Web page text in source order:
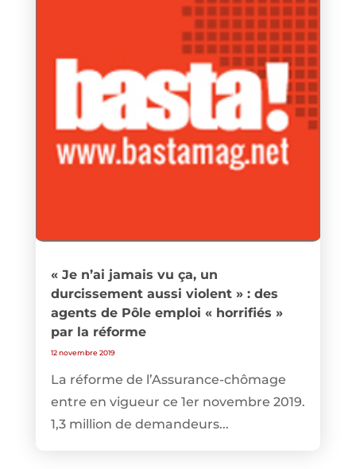
« Je n’ai jamais vu ça, un
durcissement aussi violent » : des
agents de Pôle emploi « horrifiés »
par la réforme
12 novembre 2019
La réforme de l’Assurance-chômage
entre en vigueur ce 1er novembre 2019.
1,3 million de demandeurs...